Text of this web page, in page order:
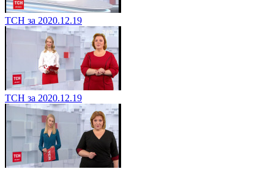
ТСН за 2020.12.19
ТСН за 2020.12.19